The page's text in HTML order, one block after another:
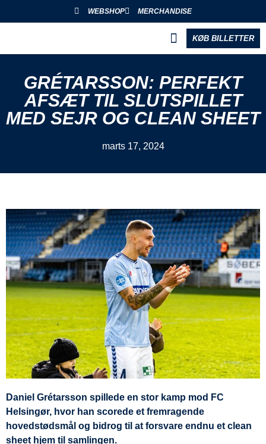
WEBSHOP MERCHANDISE
KØB BILLETTER
GRÉTARSSON: PERFEKT
AFSÆT TIL SLUTSPILLET
MED SEJR OG CLEAN SHEET
marts 17, 2024
Daniel Grétarsson spillede en stor kamp mod FC
Helsingør, hvor han scorede et fremragende
hovedstødsmål og bidrog til at forsvare endnu et clean
sheet hjem til samlingen.